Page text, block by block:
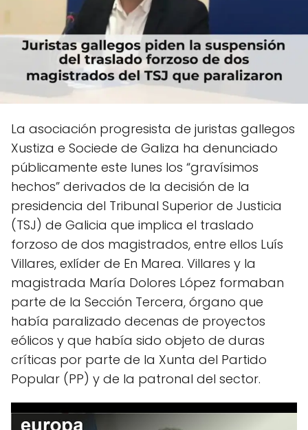
La asociación progresista de juristas gallegos
Xustiza e Sociede de Galiza ha denunciado
públicamente este lunes los “gravísimos
hechos” derivados de la decisión de la
presidencia del Tribunal Superior de Justicia
(TSJ) de Galicia que implica el traslado
forzoso de dos magistrados, entre ellos Luís
Villares, exlíder de En Marea. Villares y la
magistrada María Dolores López formaban
parte de la Sección Tercera, órgano que
había paralizado decenas de proyectos
eólicos y que había sido objeto de duras
críticas por parte de la Xunta del Partido
Popular (PP) y de la patronal del sector.